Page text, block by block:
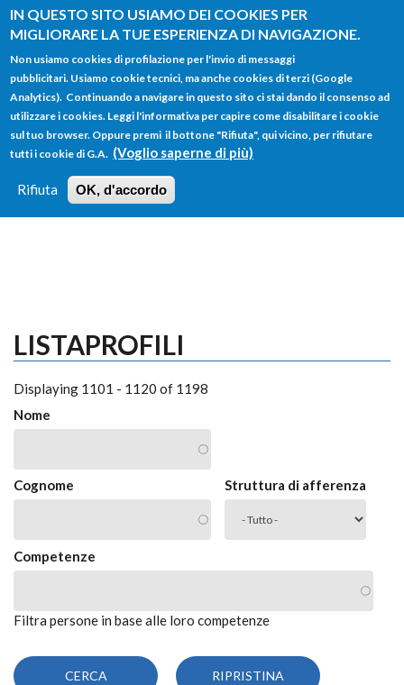
IN QUESTO SITO USIAMO DEI COOKIES PER
MIGLIORARE LA TUE ESPERIENZA DI NAVIGAZIONE.
Non usiamo cookies di profilazione per l'invio di messaggi
pubblicitari. Usiamo cookie tecnici, ma anche cookies di terzi (Google
Analytics). Continuando a navigare in questo sito ci stai dando il consenso ad
utilizzare i cookies. Leggi l'informativa per capire come disabilitare i cookie
sul tuo browser. Oppure premi il bottone "Rifiuta", qui vicino, per rifiutare
tutti i cookie di G.A. (Voglio saperne di più)
Rifiuta OK, d'accordo
Salta al contenuto principale
FORM
DI
RICERCA
Main menu
HOME TUTTI I PROFILI
LOGIN
LISTAPROFILI
Displaying 1101 - 1120 of 1198
Nome
Cognome Struttura di afferenza
Competenze
Filtra persone in base alle loro competenze